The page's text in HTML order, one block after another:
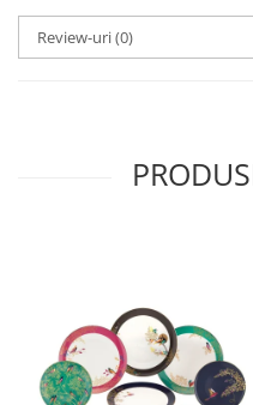
HIBISCUS
SWAN
CREATURES OF CURIOSITY
FLOWER FESTIVAL RED
LOVE BIRDS
CHIQUE VERDE
Review-uri(0)